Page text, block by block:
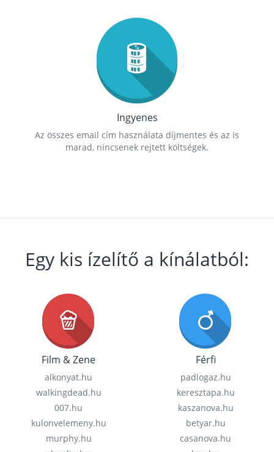
Ingyenes
Az összes email cím használata díjmentes és az is
marad, nincsenek rejtett költségek.
Egy kis ízelítő a kínálatból:
Film & Zene
alkonyat.hu
walkingdead.hu
007.hu
kulonvelemeny.hu
murphy.hu
Férfi
padlogaz.hu
keresztapa.hu
kaszanova.hu
betyar.hu
casanova.hu